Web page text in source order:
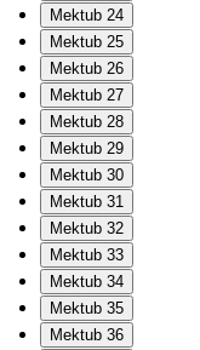
Mektub 24
Mektub 25
Mektub 26
Mektub 27
Mektub 28
Mektub 29
Mektub 30
Mektub 31
Mektub 32
Mektub 33
Mektub 34
Mektub 35
Mektub 36